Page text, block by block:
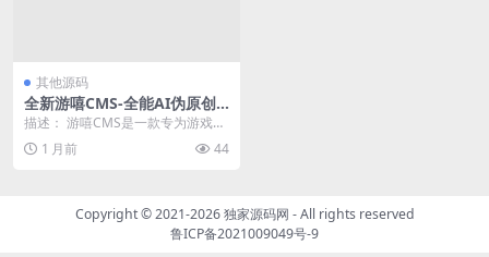
其他源码
全新游嘻CMS-全能AI伪原创
全网采集游戏下载站-一周权
描述： 游嘻CMS是一款专为游戏资
源分享领域打造的开源内容管理系
统，开箱即用、一...
1 月前 44
Copyright © 2021-2026独家源码网 - All rights reserved
鲁ICP备2021009049号-9